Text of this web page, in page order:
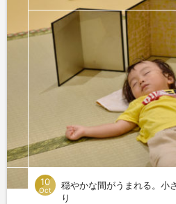
10
Oct
穏やかな間がうまれる。小
り